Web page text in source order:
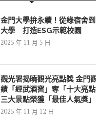
金門大學拚永續！從綠宿舍
大學 打造ESG示範校園
2025 年 11 月 5 日
觀光署揭曉觀光亮點獎 金門
績「經武酒窖」奪「十大亮
三大景點榮獲「最佳人氣獎」
2025 年 11 月 12 日